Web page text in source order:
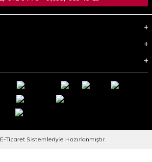
E-TicaretSistemleriyle Hazırlanmıştır.